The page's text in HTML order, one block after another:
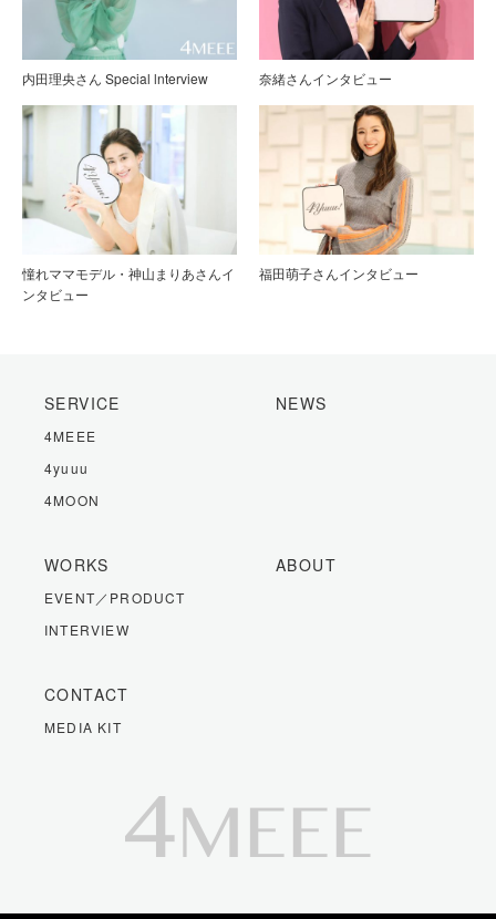
内田理央さん Special lnterview 奈緒さんインタビュー
憧れママモデル・神山まりあさんイ
ンタビュー
福田萌子さんインタビュー
SERVICE
4MEEE
4yuuu
4MOON
NEWS
WORKS
EVENT／PRODUCT
INTERVIEW
ABOUT
CONTACT
MEDIA KIT